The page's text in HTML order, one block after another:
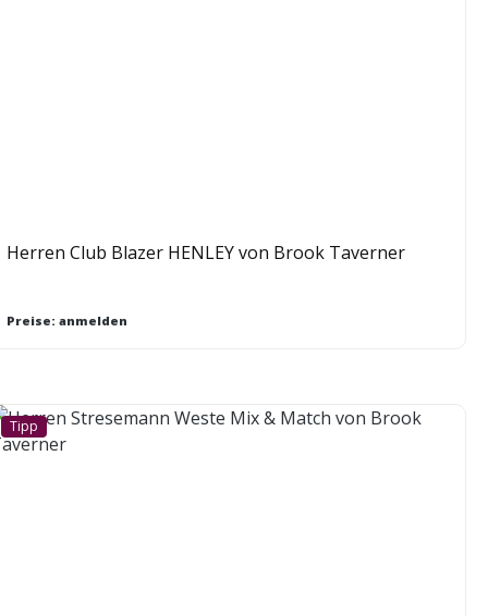
Herren Club Blazer HENLEY von Brook Taverner
Preise: anmelden
Tipp